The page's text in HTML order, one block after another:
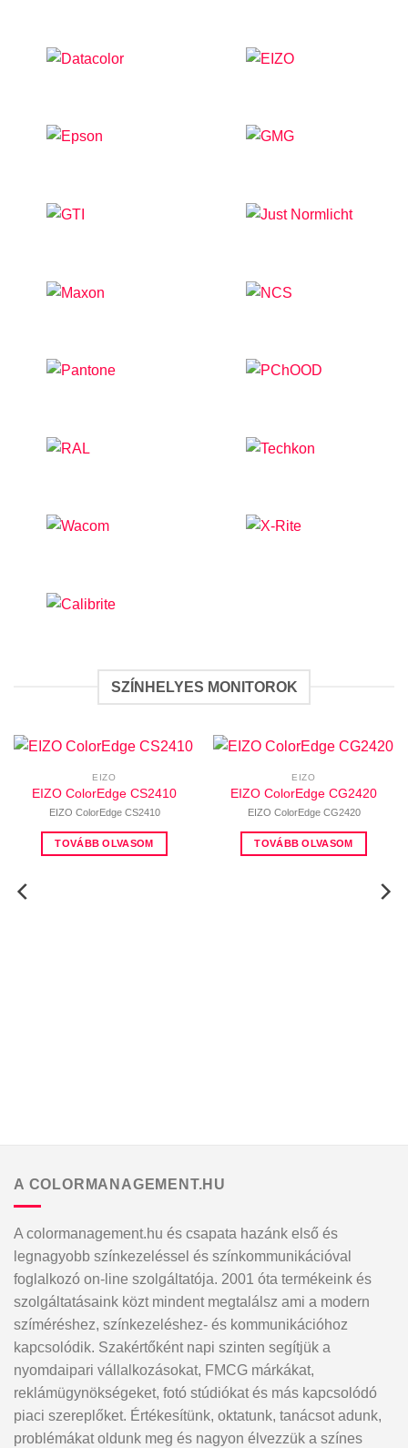
SZÍNHELYES MONITOROK
A COLORMANAGEMENT.HU
A colormanagement.hu és csapata hazánk első és
legnagyobb színkezeléssel és színkommunikációval
foglalkozó on-line szolgáltatója. 2001 óta termékeink és
szolgáltatásaink közt mindent megtalálsz ami a modern
szíméréshez, színkezeléshez- és kommunikációhoz
kapcsolódik. Szakértőként napi szinten segítjük a
nyomdaipari vállalkozásokat, FMCG márkákat,
reklámügynökségeket, fotó stúdiókat és más kapcsolódó
piaci szereplőket. Értékesítünk, oktatunk, tanácsot adunk,
problémákat oldunk meg és nagyon élvezzük a színes